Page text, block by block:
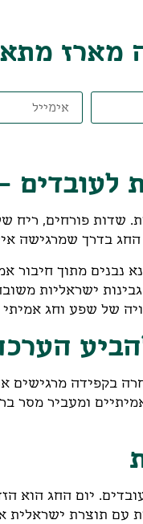
מארז
שדות פורחים, ריח
החג בדרך שמרגישה
נבנים מתוך חיבור
ישראליות
של שפע וחג
בקפידה מרגישים
ומעביר מסר
יום החג הוא
עם תוצרת ישראלית